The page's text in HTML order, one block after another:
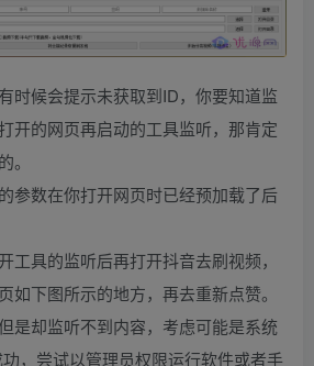
时候会提示未获取到ID，你要知道监
开的网页再启动的工具监听，那肯定
。
参数在你打开网页时已经预加载了后
工具的监听后再打开抖音去刷视频，
如下图所示的地方，再去重新点赞。
是却监听不到内容，考虑可能是系统
，尝试以管理员权限运行软件或者手